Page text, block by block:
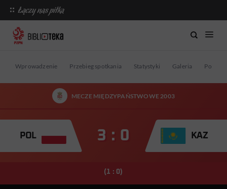
Wprowadzenie Przebieg spotkania Statystyki Galeria
MECZE MIĘDZYPAŃSTWOWE 2003
POL 3 : 0 KAZ
(1 : 0)